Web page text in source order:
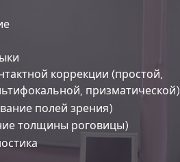
коррекции (простой,
призматической)
полей зрения)
толщины роговицы)